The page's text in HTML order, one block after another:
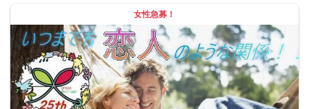
女性急募！